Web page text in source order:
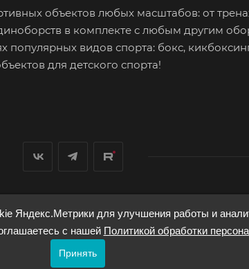
объектов любых масштабов: от
в комплекте с любым другим
видов спорта: бокс,
для детского спорта!
Яндекс.Метрики для улучшения работы и
с нашей Политикой обработки
Принять